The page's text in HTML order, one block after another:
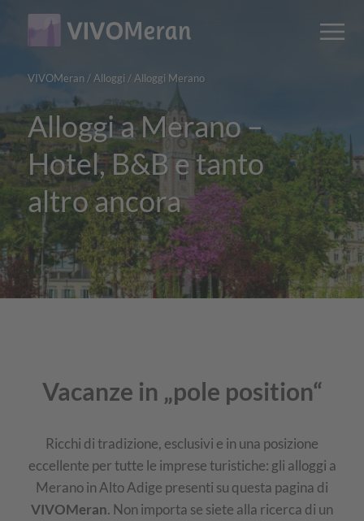
Main
content
Main
navigation
VIVOMeran / Alloggi / Alloggi Merano
Alloggi a Merano –
Hotel, B&B e tanto
altro ancora
Vacanze in „pole position“
Ricchi di tradizione, esclusivi e in una posizione
eccellente per tutte le imprese turistiche: gli alloggi a
Merano in Alto Adige presenti su questa pagina di
VIVOMeran. Non importa se siete alla ricerca di un